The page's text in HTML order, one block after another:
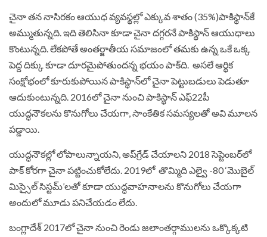
చైనా తన నాసిరకం ఆయుధ వ్యవస్థల్లో ఎక్కువ శాతం (35%)పాకిస్థాన్‌కే
అమ్ముతున్నది. ఇది తెలిసినా కూడా చైనా దగ్గరనే పాకిస్థాన్‌ ఆయుధాలు
కొంటున్నది. లేకపోతే అంతర్జాతీయ సమాజంలో తమకు ఉన్న ఒకే ఒక్క
పెద్ద దిక్కు కూడా దూరమైపోతుందన్న భయం పాక్‌ది. అసలే ఆర్థిక
సంక్షోభంలో కూరుకుపోయిన పాకిస్థాన్‌లో చైనా పెట్టుబడులు పెడుతూ
ఆదుకుంటున్నది. 2016లో చైనా నుంచి పాకిస్థాన్‌ ఎఫ్‌22పీ
యుద్ధనౌకలను కొనుగోలు చేయగా, సాంకేతిక సమస్యలతో అవి మూలన
పడ్డాయి.
యుద్ధనౌకల్లో లోపాలున్నాయని, అప్‌గ్రేడ్‌ చేయాలని 2018 సెప్టెంబర్‌లో
పాక్‌ కోరగా చైనా పట్టించుకోలేదు. 2019లో తొమ్మిది ఎల్వై -80 ‘మొబైల్‌
మిస్సైల్‌ సిస్టమ్‌’లతో కూడా యుద్ధవాహనాలను కొనుగోలు చేయగా
అందులో మూడు పనిచేయడం లేదు.
బంగ్లాదేశ్‌ 2017లో చైనా నుంచి రెండు జలాంతర్గాములను ఒక్కొక్కటి